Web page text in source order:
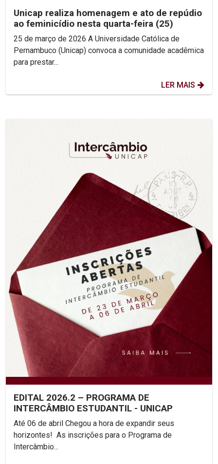
Unicap realiza homenagem e ato de repúdio
ao feminicídio nesta quarta-feira (25)
25 de março de 2026 A Universidade Católica de
Pernambuco (Unicap) convoca a comunidade acadêmica
para prestar...
LER MAIS
EDITAL 2026.2 – PROGRAMA DE
INTERCÂMBIO ESTUDANTIL - UNICAP
Até 06 de abril Chegou a hora de expandir seus
horizontes! As inscrições para o Programa de
Intercâmbio...